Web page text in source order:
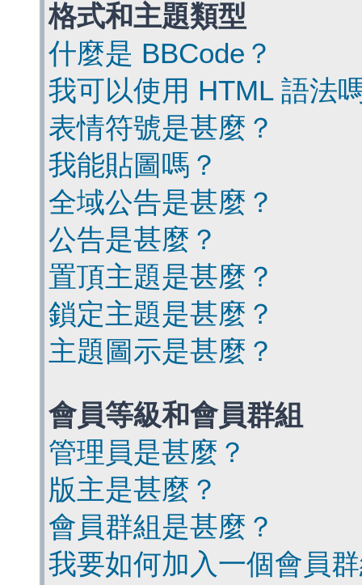
格式和主題類型
什麼是 BBCode？
我可以使用 HTML 語法
表情符號是甚麼？
我能貼圖嗎？
全域公告是甚麼？
公告是甚麼？
置頂主題是甚麼？
鎖定主題是甚麼？
主題圖示是甚麼？
會員等級和會員群組
管理員是甚麼？
版主是甚麼？
會員群組是甚麼？
我要如何加入一個會員